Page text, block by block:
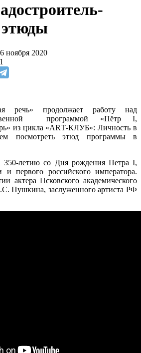
этюды
ноября 2020
речь» продолжает работу над
программой «Пётр I,
из цикла «АRТ-КЛУБ»: Личность в
посмотреть этюд программы в
350-летию со Дня рождения Петра I,
и первого российского императора.
актера Псковского академического
Пушкина, заслуженного артиста РФ